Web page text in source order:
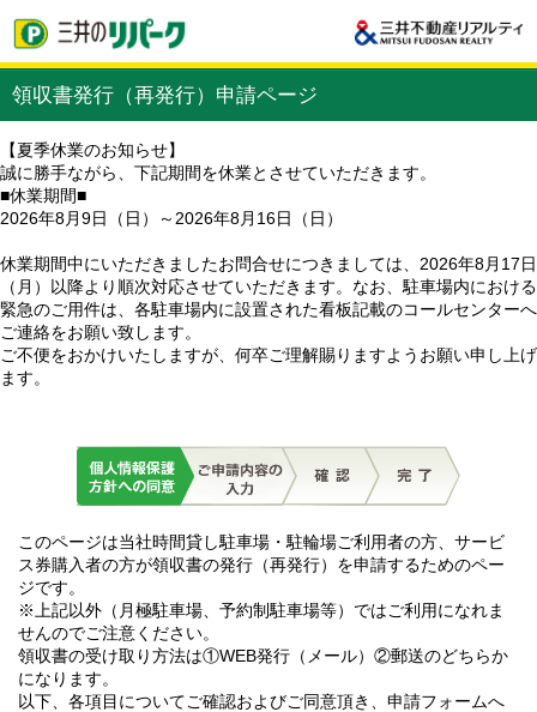
領収書発行（再発行）申請ページ
【夏季休業のお知らせ】
誠に勝手ながら、下記期間を休業とさせていただきます。
■休業期間■
2026年8月9日（日）～2026年8月16日（日）
休業期間中にいただきましたお問合せにつきましては、2026年8月17日
（月）以降より順次対応させていただきます。なお、駐車場内における
緊急のご用件は、各駐車場内に設置された看板記載のコールセンターへ
ご連絡をお願い致します。
ご不便をおかけいたしますが、何卒ご理解賜りますようお願い申し上げ
ます。
このページは当社時間貸し駐車場・駐輪場ご利用者の方、サービ
ス券購入者の方が領収書の発行（再発行）を申請するためのペー
ジです。
※上記以外（月極駐車場、予約制駐車場等）ではご利用になれま
せんのでご注意ください。
領収書の受け取り方法は①WEB発行（メール）②郵送のどちらか
になります。
以下、各項目についてご確認およびご同意頂き、申請フォームへ